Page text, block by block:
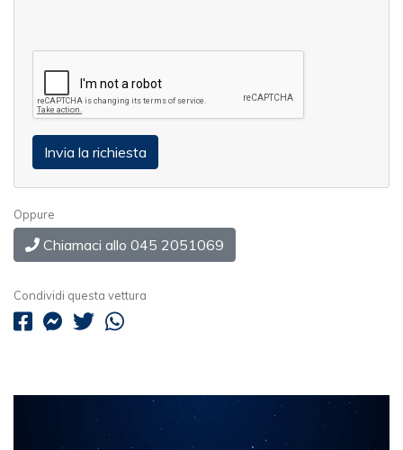
Oppure
Chiamaci allo 045 2051069
Condividi questa vettura